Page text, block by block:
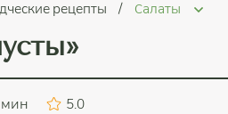
рецепты Салаты
мин 5.0